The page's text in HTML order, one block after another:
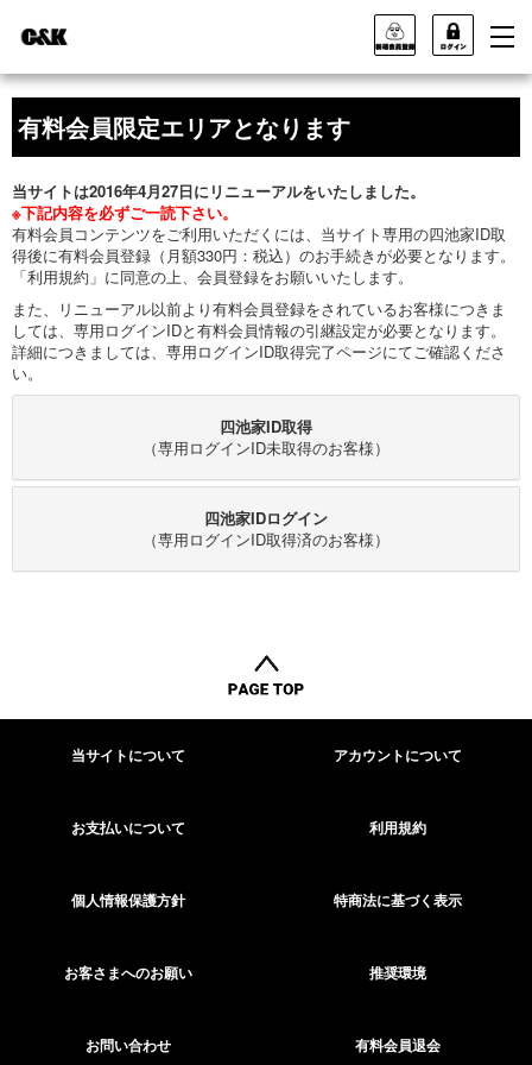
有料会員限定エリアとなります
当サイトは2016年4月27日にリニューアルをいたしました。
※下記内容を必ずご一読下さい。
有料会員コンテンツをご利用いただくには、当サイト専用の四池家ID取
得後に有料会員登録（月額330円：税込）のお手続きが必要となります。
「利用規約」に同意の上、会員登録をお願いいたします。
また、リニューアル以前より有料会員登録をされているお客様につきま
しては、専用ログインIDと有料会員情報の引継設定が必要となります。
詳細につきましては、専用ログインID取得完了ページにてご確認くださ
い。
四池家ID取得
（専用ログインID未取得のお客様）
四池家IDログイン
（専用ログインID取得済のお客様）
当サイトについて アカウントについて
お支払いについて 利用規約
個人情報保護方針 特商法に基づく表示
お客さまへのお願い 推奨環境
お問い合わせ 有料会員退会